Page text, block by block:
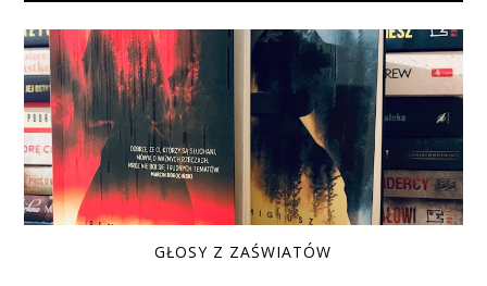
GŁOSY Z ZAŚWIATÓW